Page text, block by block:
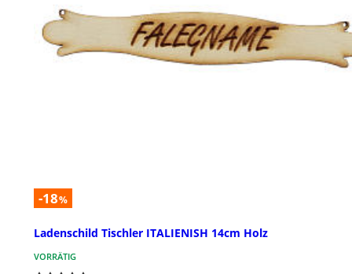
-18%
Ladenschild Tischler ITALIENISH 14cm Holz
VORRÄTIG